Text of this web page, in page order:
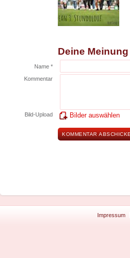
Deine Meinung
Name *
Kommentar
Bild-Upload Bilder auswählen
Impressum